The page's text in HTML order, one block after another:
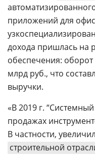
приложений для
дохода пришлась на
обеспечения:
млрд руб., что
выручки.
«В 2019 г.
продажах
В частности,
строительной